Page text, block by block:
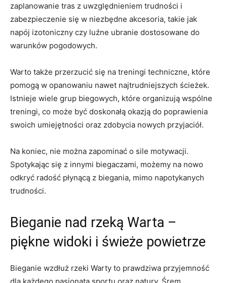
zaplanowanie tras z⁣ uwzględnieniem trudności i
zabezpieczenie się ‍w ‍niezbędne ​akcesoria, ⁢takie jak
napój izotoniczny czy luźne ⁣ubranie dostosowane‌ do
warunków pogodowych.
Warto także przerzucić się⁣ na treningi techniczne, które
pomogą w ‍opanowaniu​ nawet najtrudniejszych ścieżek.
Istnieje wiele grup ‍biegowych, które​ organizują wspólne
treningi, ​co może być ⁣doskonałą⁤ okazją do poprawienia
⁢swoich umiejętności oraz zdobycia nowych przyjaciół.
Na koniec, nie można ⁢zapominać o sile motywacji.
Spotykając⁤ się z innymi⁣ biegaczami, możemy na ⁢nowo
odkryć radość płynącą ‍z biegania, ‌mimo napotykanych
trudności.
Bieganie nad rzeką ​Warta –
piękne widoki i⁣ świeże powietrze
Bieganie wzdłuż ⁣rzeki Warty to prawdziwa ​przyjemność